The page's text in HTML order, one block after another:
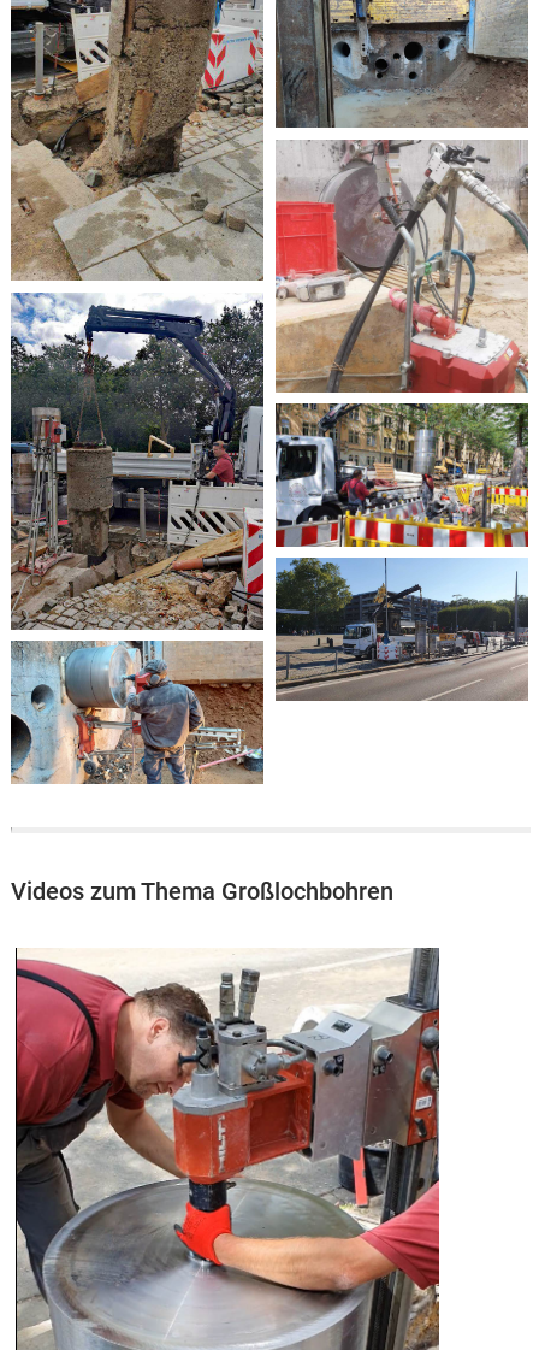
Videos zum Thema Großlochbohren